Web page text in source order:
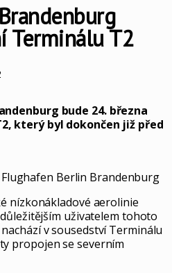
Terminálu T2
bude 24. března
který byl dokončen již před
Berlin Brandenburg
nízkonákladové aerolinie
uživatelem tohoto
v sousedství Terminálu
propojen se severním